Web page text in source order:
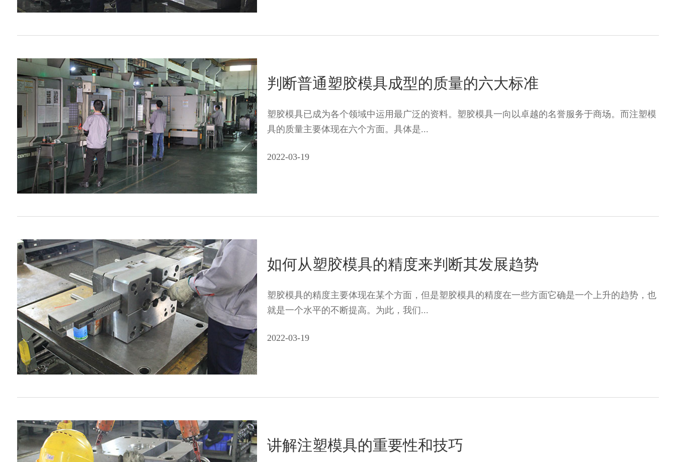
判断普通塑胶模具成型的质量的六大标准
塑胶模具已成为各个领域中运用最广泛的资料。塑胶模具一向以卓越的名誉服务于商场。而注塑模
具的质量主要体现在六个方面。具体是...
2022-03-19
如何从塑胶模具的精度来判断其发展趋势
塑胶模具的精度主要体现在某个方面，但是塑胶模具的精度在一些方面它确是一个上升的趋势，也
就是一个水平的不断提高。为此，我们...
2022-03-19
讲解注塑模具的重要性和技巧